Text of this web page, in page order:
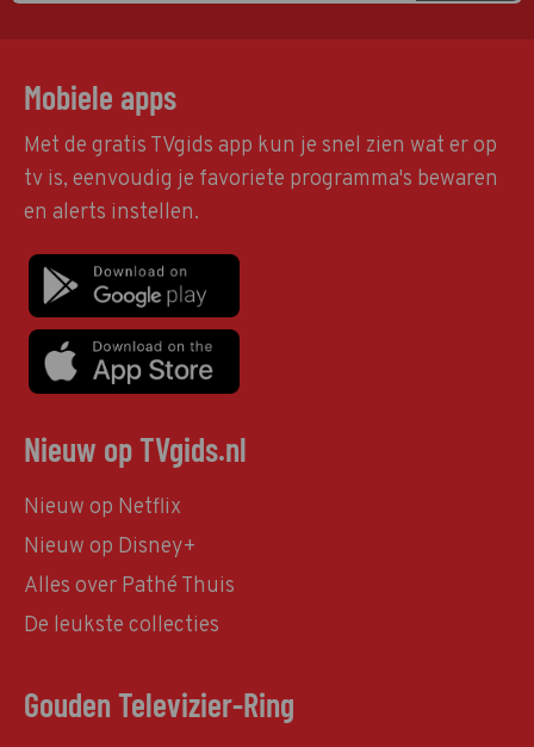
Mobiele apps
Met de gratis TVgids app kun je snel zien wat er op
tv is, eenvoudig je favoriete programma's bewaren
en alerts instellen.
Nieuw op TVgids.nl
Nieuw op Netflix
Nieuw op Disney+
Alles over Pathé Thuis
De leukste collecties
Gouden Televizier-Ring